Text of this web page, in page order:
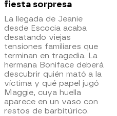
fiesta sorpresa
La llegada de Jeanie
desde Escocia acaba
desatando viejas
tensiones familiares que
terminan en tragedia. La
hermana Boniface deberá
descubrir quién mató a la
víctima y qué papel jugó
Maggie, cuya huella
aparece en un vaso con
restos de barbitúrico.